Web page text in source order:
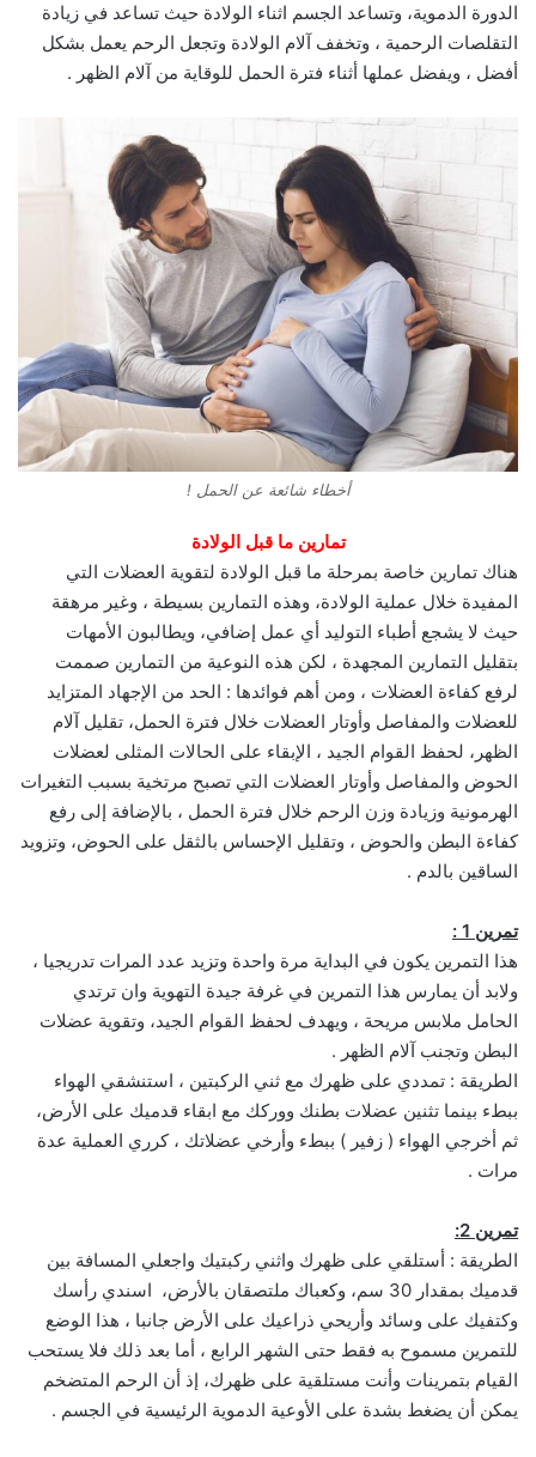
الدورة الدموية، وتساعد الجسم اثناء الولادة حيث تساعد في زيادة
التقلصات الرحمية ، وتخفف آلام الولادة وتجعل الرحم يعمل بشكل
أفضل ، ويفضل عملها أثناء فترة الحمل للوقاية من آلام الظهر .
أخطاء شائعة عن الحمل !
تمارين ما قبل الولادة
هناك تمارين خاصة بمرحلة ما قبل الولادة لتقوية العضلات التي
المفيدة خلال عملية الولادة، وهذه التمارين بسيطة ، وغير مرهقة
حيث لا يشجع أطباء التوليد أي عمل إضافي، ويطالبون الأمهات
بتقليل التمارين المجهدة ، لكن هذه النوعية من التمارين صممت
لرفع كفاءة العضلات ، ومن أهم فوائدها : الحد من الإجهاد المتزايد
للعضلات والمفاصل وأوتار العضلات خلال فترة الحمل، تقليل آلام
الظهر، لحفظ القوام الجيد ، الإبقاء على الحالات المثلى لعضلات
الحوض والمفاصل وأوتار العضلات التي تصبح مرتخية بسبب التغيرات
الهرمونية وزيادة وزن الرحم خلال فترة الحمل ، بالإضافة إلى رفع
كفاءة البطن والحوض ، وتقليل الإحساس بالثقل على الحوض، وتزويد
الساقين بالدم .
تمرين 1 :
هذا التمرين يكون في البداية مرة واحدة وتزيد عدد المرات تدريجيا ،
ولابد أن يمارس هذا التمرين في غرفة جيدة التهوية وان ترتدي
الحامل ملابس مريحة ، ويهدف لحفظ القوام الجيد، وتقوية عضلات
البطن وتجنب آلام الظهر .
الطريقة : تمددي على ظهرك مع ثني الركبتين ، استنشقي الهواء
ببطء بينما تثنين عضلات بطنك ووركك مع ابقاء قدميك على الأرض،
ثم أخرجي الهواء ( زفير ) ببطء وأرخي عضلاتك ، كرري العملية عدة
مرات .
تمرين 2:
الطريقة : أستلقي على ظهرك واثني ركبتيك واجعلي المسافة بين
قدميك بمقدار 30 سم، وكعباك ملتصقان بالأرض، اسندي رأسك
وكتفيك على وسائد وأريحي ذراعيك على الأرض جانبا ، هذا الوضع
للتمرين مسموح به فقط حتى الشهر الرابع ، أما بعد ذلك فلا يستحب
القيام بتمرينات وأنت مستلقية على ظهرك، إذ أن الرحم المتضخم
يمكن أن يضغط بشدة على الأوعية الدموية الرئيسية في الجسم .